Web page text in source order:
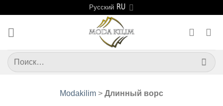
content
Русский
Искать:
Modakilim > Длинный ворс